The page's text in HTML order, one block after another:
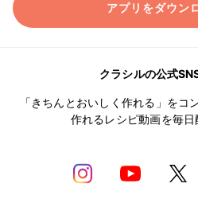
アプリをダウン
クラシルの公式
「きちんとおいしく作れる」をコ
作れるレシピ動画を毎日